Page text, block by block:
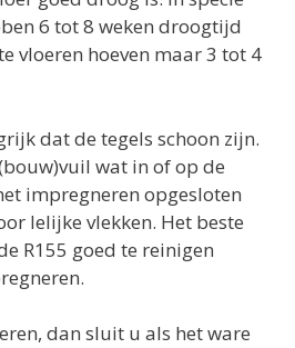
6 tot 8 weken droogtijd
vloeren hoeven maar 3 tot 4
dat de tegels schoon zijn.
wat in of op de
impregneren opgesloten
lelijke vlekken. Het beste
R155 goed te reinigen
dan sluit u als het ware